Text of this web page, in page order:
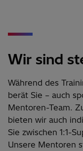
Wir sind
Während des
berät Sie – auch
Mentoren-Team.
bieten wir auch
Sie zwischen 1:1-
Unsere Mentoren